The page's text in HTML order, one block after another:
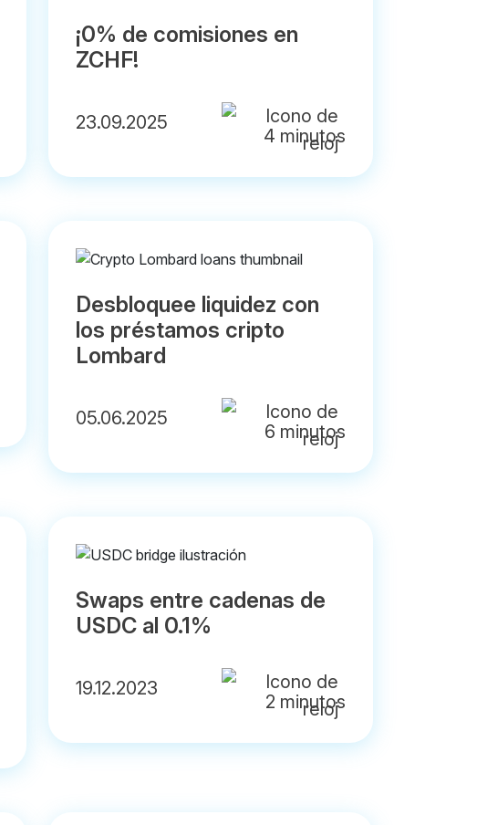
¡0% de comisiones en
ZCHF!
23.09.2025
4 minutos
Desbloquee liquidez con
los préstamos cripto
Lombard
05.06.2025
6 minutos
Swaps entre cadenas de
USDC al 0.1%
19.12.2023
2 minutos